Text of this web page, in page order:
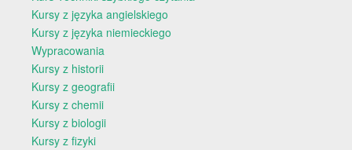
Kursy z języka angielskiego
Kursy z języka niemieckiego
Wypracowania
Kursy z historii
Kursy z geografii
Kursy z chemii
Kursy z biologii
Kursy z fizyki